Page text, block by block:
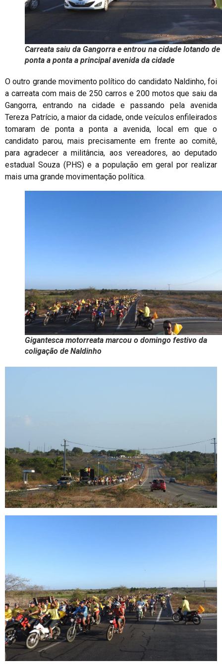
Carreata saiu da Gangorra e entrou na cidade lotando de
ponta a ponta a principal avenida da cidade
O outro grande movimento político do candidato Naldinho, foi
a carreata com mais de 250 carros e 200 motos que saiu da
Gangorra, entrando na cidade e passando pela avenida
Tereza Patrício, a maior da cidade, onde veículos enfileirados
tomaram de ponta a ponta a avenida, local em que o
candidato parou, mais precisamente em frente ao comitê,
para agradecer a militância, aos vereadores, ao deputado
estadual Souza (PHS) e a população em geral por realizar
mais uma grande movimentação política.
Gigantesca motorreata marcou o domingo festivo da
coligação de Naldinho